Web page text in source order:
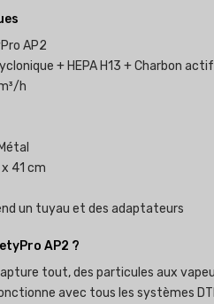
AP2
+ HEPA H13 + Charbon actif
h
Métal
41 cm
un tuyau et des adaptateurs
AP2 ?
tout, des particules aux
avec tous les systèmes